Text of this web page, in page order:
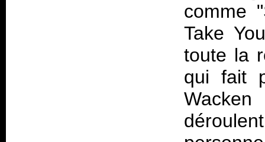
comme
Take
toute la
qui fait